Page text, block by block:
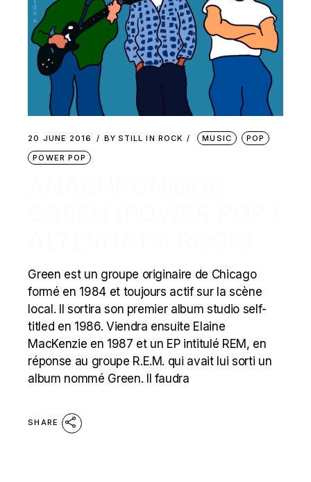
20 JUNE 2016 BY STILL IN ROCK MUSIC
POP
POWER POP
Green est un groupe originaire de Chicago
formé en 1984 et toujours actif sur la scène
local. Il sortira son premier album studio self-
titled en 1986. Viendra ensuite Elaine
MacKenzie en 1987 et un EP intitulé REM, en
réponse au groupe R.E.M. qui avait lui sorti un
album nommé Green. Il faudra
SHARE